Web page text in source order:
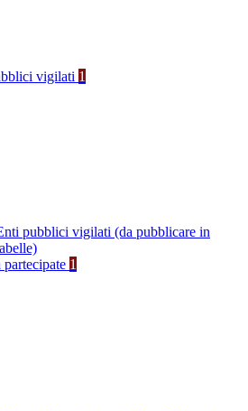
vigilati 1
pubblici vigilati (da pubblicare in
partecipate 1